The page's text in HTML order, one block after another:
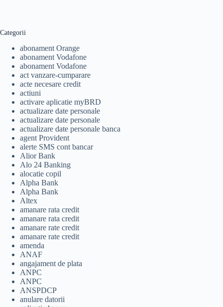
Categorii
abonament Orange
abonament Vodafone
abonament Vodafone
act vanzare-cumparare
acte necesare credit
actiuni
activare aplicatie myBRD
actualizare date personale
actualizare date personale
actualizare date personale banca
agent Provident
alerte SMS cont bancar
Alior Bank
Alo 24 Banking
alocatie copil
Alpha Bank
Alpha Bank
Altex
amanare rata credit
amanare rata credit
amanare rate credit
amanare rate credit
amenda
ANAF
angajament de plata
ANPC
ANPC
ANSPDCP
anulare datorii